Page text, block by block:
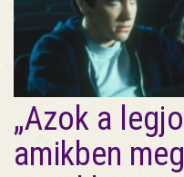
„Azok a
amikben